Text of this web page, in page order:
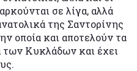
σε λίγα, αλλά
της Σαντορίνης
οποία και αποτελούν τα
των Κυκλάδων και έχει